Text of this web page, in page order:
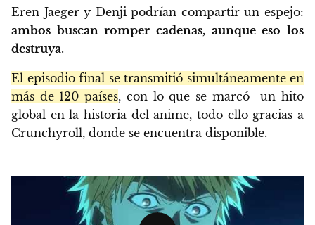
Eren Jaeger y Denji podrían compartir un espejo:
ambos buscan romper cadenas, aunque eso los
destruya.
El episodio final se transmitió simultáneamente en
más de 120 países, con lo que se marcó un hito
global en la historia del anime, todo ello gracias a
Crunchyroll, donde se encuentra disponible.